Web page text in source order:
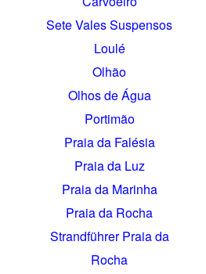
Sete Vales Suspensos
Loulé
Olhão
Olhos de Água
Portimão
Praia da Falésia
Praia da Luz
Praia da Marinha
Praia da Rocha
Strandführer Praia da
Rocha